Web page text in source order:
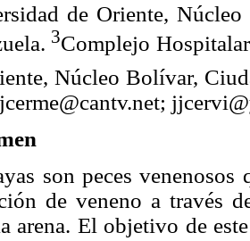
de Oriente,
3Complejo
Núcleo Bolívar,
son peces
de veneno a través
arena. El objetivo de